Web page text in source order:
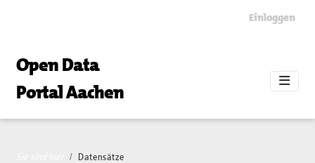
Einloggen
Open Data
Portal Aachen
Datensätze